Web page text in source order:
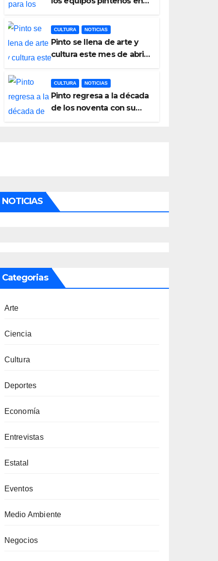
del Atlético de Pinto bajo
amenaza
CULTURA NOTICIAS
Pinto se llena de arte y
cultura este mes de abril
programación de
exposiciones y
espectáculos
CULTURA NOTICIAS
Pinto regresa a la década
de los noventa con su
NOTICIAS
Categorias
Arte
Ciencia
Cultura
Deportes
Economía
Entrevistas
Estatal
Eventos
Medio Ambiente
Negocios